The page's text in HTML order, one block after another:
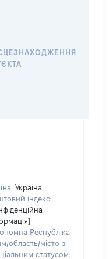
Україна
індекс:
Республіка
область/місто зі
статусом: